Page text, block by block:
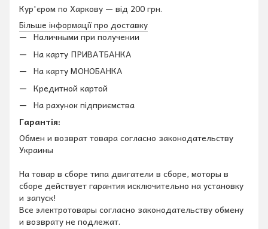
Кур'єром по Харкову — від 200 грн.
Більше інформації про доставку
Наличными при получении
На карту ПРИВАТБАНКА
На карту МОНОБАНКА
Кредитной картой
На рахунок підприємства
Гарантія:
Обмен и возврат товара согласно законодательству
Украины
На товар в сборе типа двигатели в сборе, моторы в
сборе действует гарантия исключительно на установку
и запуск!
Все электротовары согласно законодательству обмену
и возврату не подлежат.